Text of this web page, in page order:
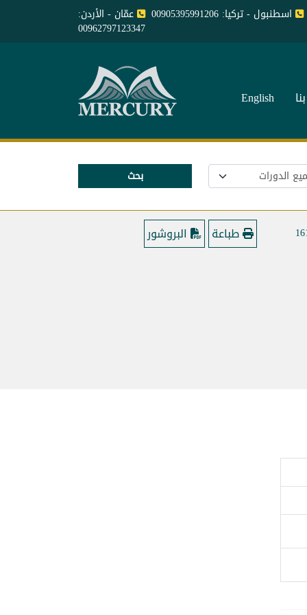
اسطنبول - تركيا: 00905395991206 عمّان - الأردن:
00962797123347
English
بحث
طباعة البروشور